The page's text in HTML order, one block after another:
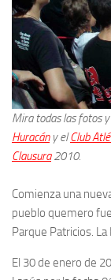
Mira todas las fotos
Huracány elClub
Clausura2010.
Comienza una
pueblo quemero
Parque Patricios.
El 30 de enero de